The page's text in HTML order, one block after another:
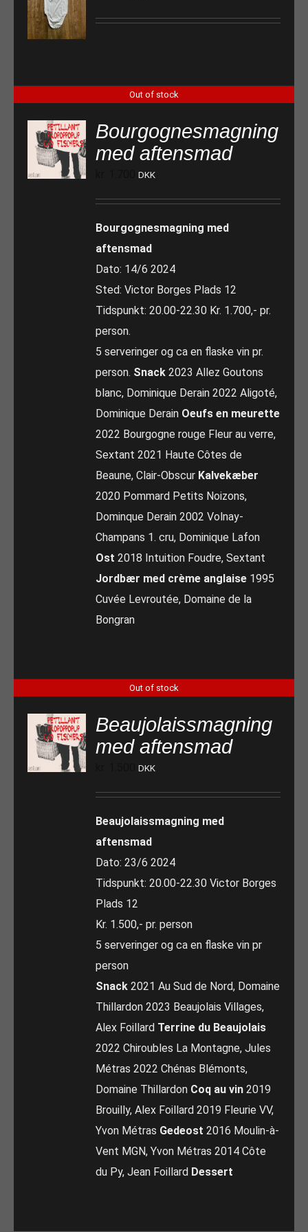
Out of stock
Bourgognesmagning
med aftensmad
DKK
Bourgognesmagning med
aftensmad
Dato: 14/6 2024
Sted: Victor Borges Plads 12
Tidspunkt: 20.00-22.30 Kr. 1.700,- pr.
person.
5 serveringer og ca en flaske vin pr.
person. Snack 2023 Allez Goutons
blanc, Dominique Derain 2022 Aligoté,
Dominique Derain Oeufs en meurette
2022 Bourgogne rouge Fleur au verre,
Sextant 2021 Haute Côtes de
Beaune, Clair-Obscur Kalvekæber
2020 Pommard Petits Noizons,
Dominque Derain 2002 Volnay-
Champans 1. cru, Dominique Lafon
Ost 2018 Intuition Foudre, Sextant
Jordbær med crème anglaise 1995
Cuvée Levroutée, Domaine de la
Bongran
Out of stock
Beaujolaissmagning
med aftensmad
DKK
Beaujolaissmagning med
aftensmad
Dato: 23/6 2024
Tidspunkt: 20.00-22.30 Victor Borges
Plads 12
Kr. 1.500,- pr. person
5 serveringer og ca en flaske vin pr
person
Snack 2021 Au Sud de Nord, Domaine
Thillardon 2023 Beaujolais Villages,
Alex Foillard Terrine du Beaujolais
2022 Chiroubles La Montagne, Jules
Métras 2022 Chénas Blémonts,
Domaine Thillardon Coq au vin 2019
Brouilly, Alex Foillard 2019 Fleurie VV,
Yvon Métras Gedeost 2016 Moulin-à-
Vent MGN, Yvon Métras 2014 Côte
du Py, Jean Foillard Dessert